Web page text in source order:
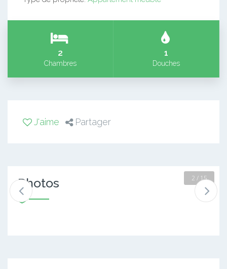
2
Chambres
1
Douches
J'aime Partager
Photos 2 / 15